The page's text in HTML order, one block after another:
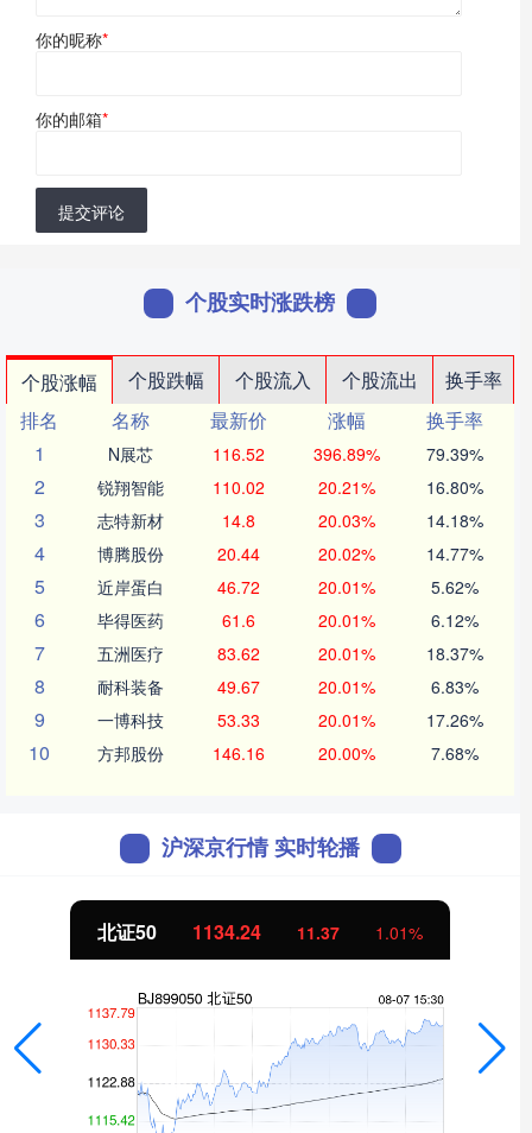
你的昵称*
你的邮箱*
提交评论
个股实时涨跌榜
个股涨幅 个股跌幅 个股流入 个股流出
换手率
排名
名称 最新价 涨幅
换手率
1
N展芯 116.52 396.89% 79.39%
2 锐翔智能 110.02 20.21% 16.80%
3 志特新材 14.8 20.03% 14.18%
4 博腾股份 20.44 20.02% 14.77%
5 近岸蛋白 46.72 20.01% 5.62%
6 毕得医药 61.6 20.01% 6.12%
7 五洲医疗 83.62 20.01% 18.37%
8 耐科装备 49.67 20.01% 6.83%
9 一博科技 53.33 20.01% 17.26%
10 方邦股份 146.16 20.00% 7.68%
沪深京行情 实时轮播
北证50 1134.24 11.37 1.01%